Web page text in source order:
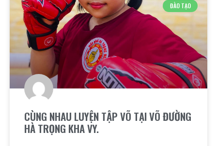
ĐÀO TẠO
CÙNG NHAU LUYỆN TẬP VÕ TẠI VÕ ĐƯỜNG
HÀ TRỌNG KHA VY.